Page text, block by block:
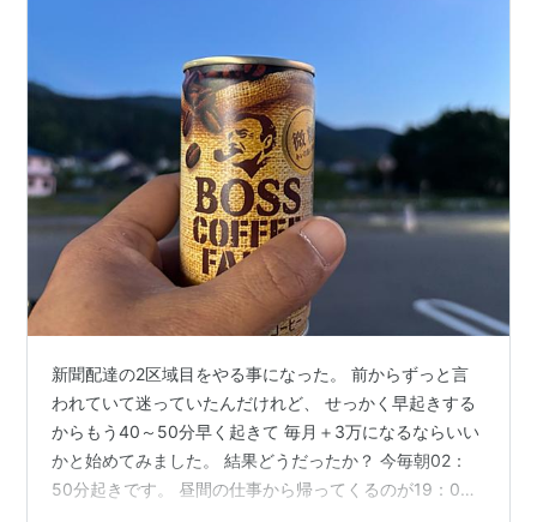
新聞配達の2区域目をやる事になった。 前からずっと言
われていて迷っていたんだけれど、 せっかく早起きする
からもう40～50分早く起きて 毎月＋3万になるならいい
かと始めてみました。 結果どうだったか？ 今毎朝02：
50分起きです。 昼間の仕事から帰ってくるのが19：00